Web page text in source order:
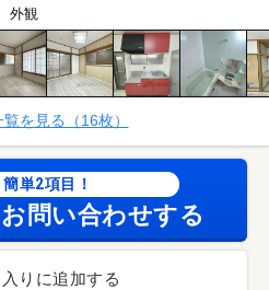
外観
を見る（16枚）
単2項目！
問い合わせする
りに追加する